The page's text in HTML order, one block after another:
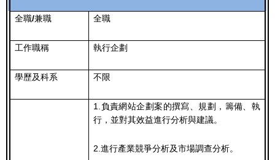
全職/兼職 全職
工作職稱 執行企劃
學歷及科系 不限
1.負責網站企劃案的撰寫、規劃，籌備、執
行，並對其效益進行分析與建議。
2.進行產業競爭分析及市場調查分析。